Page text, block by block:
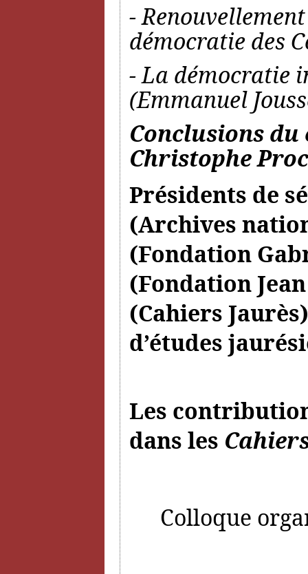
-
démocratie des
- La démocratie
(Emmanuel
Conclusions du
Christophe
Présidents de
(Archives
(Fondation
(Fondation
(Cahiers
d’études
Les
dans les
Colloque